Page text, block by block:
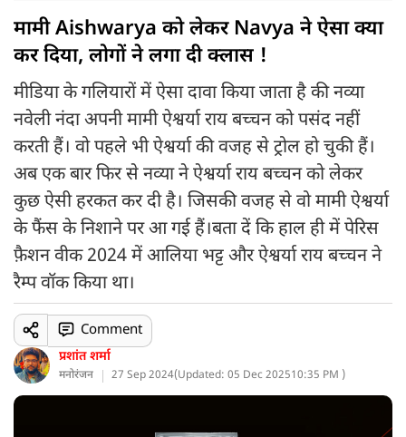
मामी Aishwarya को लेकर Navya ने ऐसा क्या
कर दिया, लोगों ने लगा दी क्लास !
मीडिया के गलियारों में ऐसा दावा किया जाता है की नव्या
नवेली नंदा अपनी मामी ऐश्वर्या राय बच्चन को पसंद नहीं
करती हैं। वो पहले भी ऐश्वर्या की वजह से ट्रोल हो चुकी हैं।
अब एक बार फिर से नव्या ने ऐश्वर्या राय बच्चन को लेकर
कुछ ऐसी हरकत कर दी है। जिसकी वजह से वो मामी ऐश्वर्या
के फैंस के निशाने पर आ गई हैं।बता दें कि हाल ही में पेरिस
फ़ैशन वीक 2024 में आलिया भट्ट और ऐश्वर्या राय बच्चन ने
रैम्प वॉक किया था।
प्रशांत शर्मा
मनोरंजन 27 Sep 2024(Updated: 05 Dec 202510:35 PM )
Comment